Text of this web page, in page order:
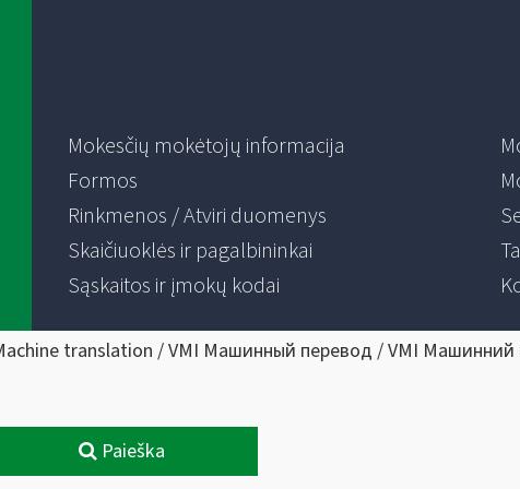
Mokesčių mokėtojų informacija
Formos
Rinkmenos / Atviri duomenys
Skaičiuoklės ir pagalbininkai
Sąskaitos ir įmokų kodai
translation / VMI Машинный перевод / VMI Машинний
Paieška